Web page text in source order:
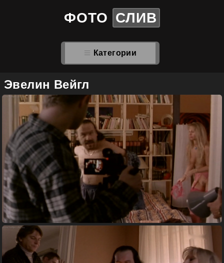
ФОТО СЛИВ
Категории
Эвелин Вейгл